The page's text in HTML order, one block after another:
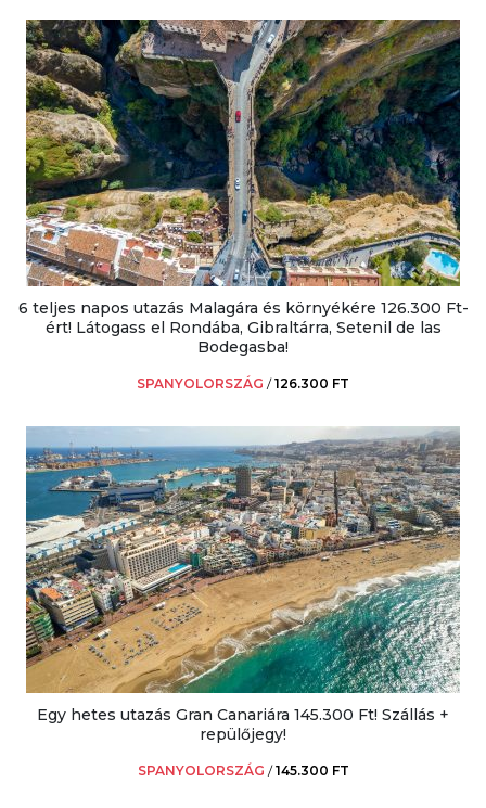
6 teljes napos utazás Malagára és környékére 126.300 Ft-
ért! Látogass el Rondába, Gibraltárra, Setenil de las
Bodegasba!
SPANYOLORSZÁG /126.300 FT
Egy hetes utazás Gran Canariára 145.300 Ft! Szállás +
repülőjegy!
SPANYOLORSZÁG /145.300 FT